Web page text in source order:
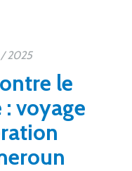
/ 2025
le
voyage